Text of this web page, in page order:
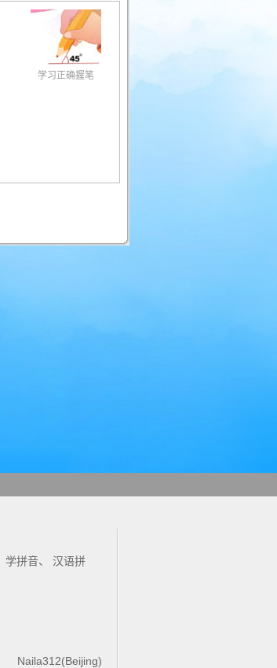
学习正确握笔
学拼音、 汉语拼
Naila312(Beijing)